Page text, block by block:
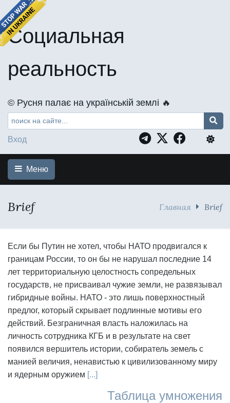
Социальная
реальность
©️ Русня палає на українській землі 🔥
Вход
Меню
Brief Главная Brief
Если бы Путин не хотел, чтобы НАТО продвигался к
границам России, то он бы не нарушал последние 14
лет территориальную целостность сопредельных
государств, не присваивал чужие земли, не развязывал
гибридные войны. НАТО - это лишь поверхностный
предлог, который скрывает подлинные мотивы его
действий. Безграничная власть наложилась на
личность сотрудника КГБ и в результате на свет
появился вершитель истории, собиратель земель с
манией величия, ненавистью к цивилизованному миру
и ядерным оружием [...]
Таблица умножения